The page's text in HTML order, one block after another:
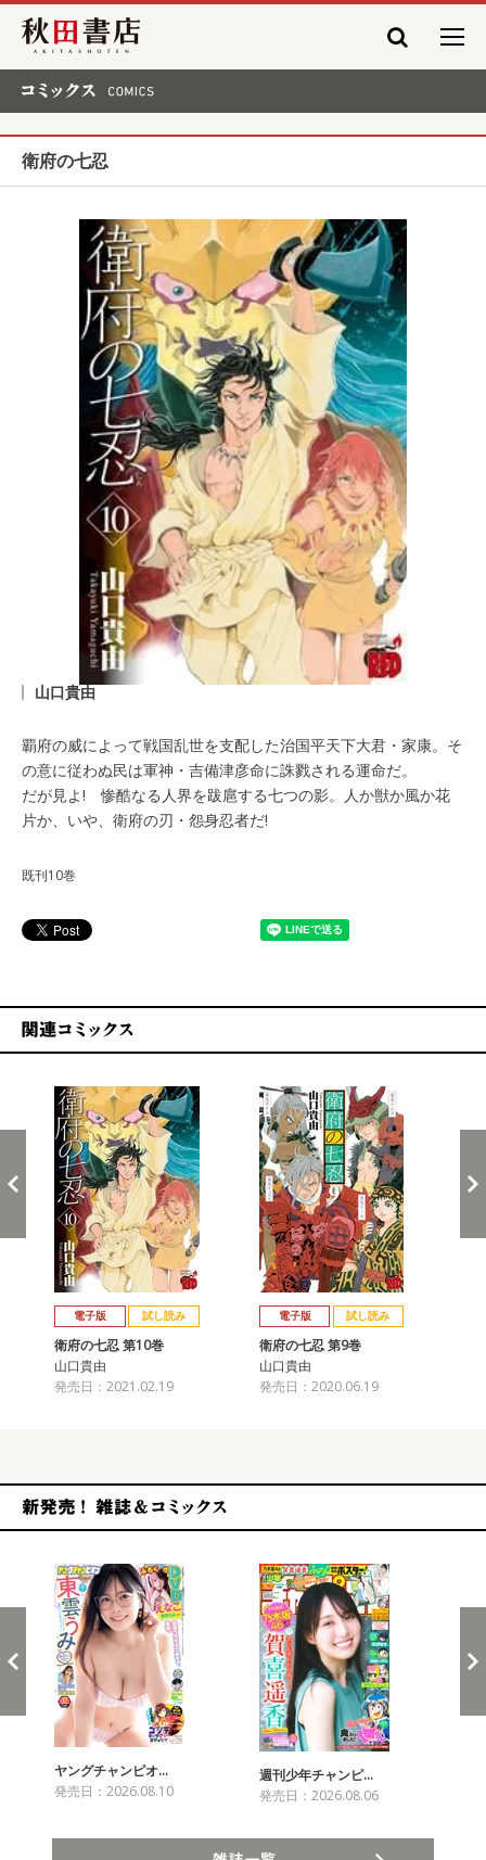
秋田書店
衛府の七忍
山口貴由
覇府の威によって戦国乱世を支配した治国平天下大君・家康。そ
の意に従わぬ民は軍神・吉備津彦命に誅戮される運命だ。
だが見よ! 惨酷なる人界を跋扈する七つの影。人か獣か風か花
片か、いや、衛府の刃・怨身忍者だ!
既刊10巻
電子版 試し読み
衛府の七忍 第10巻
山口貴由
発売日：2021.02.19
電子版 試し読み
衛府の七忍 第9巻
山口貴由
発売日：2020.06.19
ヤングチャンピオ…
発売日：2026.08.10
週刊少年チャンピ…
発売日：2026.08.06